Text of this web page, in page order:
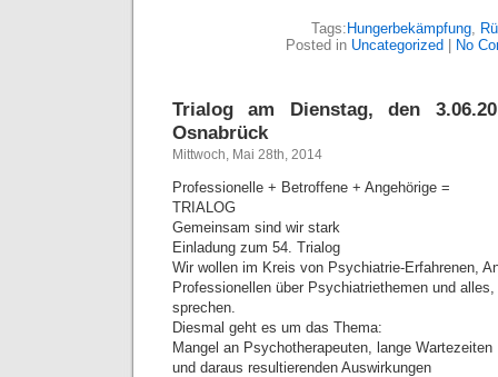
Tags: Hungerbekämpfung,
Posted in Uncategorized No
Trialog am Dienstag, den
Osnabrück
Mittwoch, Mai 28th, 2014
Professionelle + Betroffene + Angehörige =
TRIALOG
Gemeinsam sind wir stark
Einladung zum 54. Trialog
Wir wollen im Kreis von Psychiatrie-Erfahrenen,
Professionellen über Psychiatriethemen und
sprechen.
Diesmal geht es um das Thema:
Mangel an Psychotherapeuten, lange Wartezeiten
und daraus resultierenden Auswirkungen